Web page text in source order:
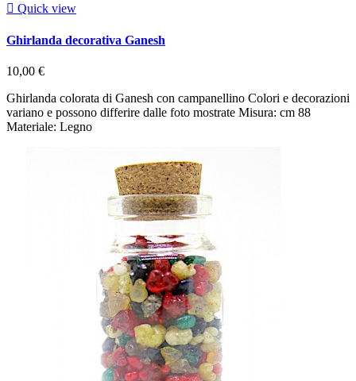
 Quick view
Ghirlanda decorativa Ganesh
10,00 €
Ghirlanda colorata di Ganesh con campanellino Colori e decorazioni
variano e possono differire dalle foto mostrate Misura: cm 88
Materiale: Legno